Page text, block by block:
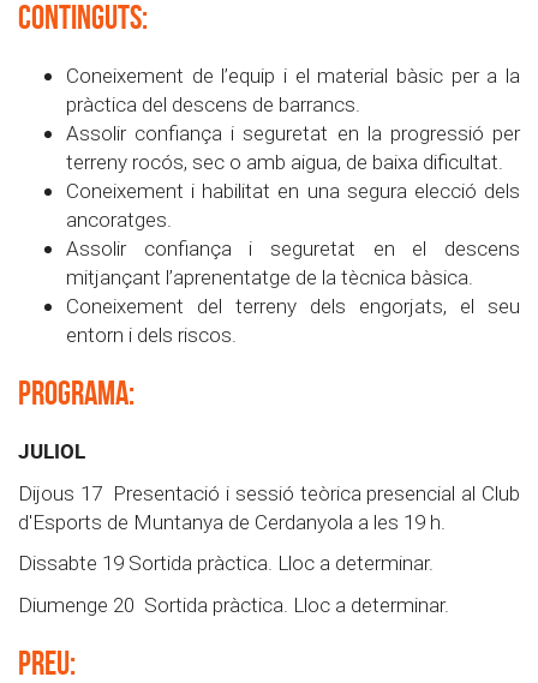
CONTINGUTS:
Coneixement de l’equip i el material bàsic per a la
pràctica del descens de barrancs.
Assolir confiança i seguretat en la progressió per
terreny rocós, sec o amb aigua, de baixa dificultat.
Coneixement i habilitat en una segura elecció dels
ancoratges.
Assolir confiança i seguretat en el descens
mitjançant l’aprenentatge de la tècnica bàsica.
Coneixement del terreny dels engorjats, el seu
entorn i dels riscos.
pROGRAMA:
JULIOL
Dijous 17 Presentació i sessió teòrica presencial al Club
d'Esports de Muntanya de Cerdanyola a les 19 h.
Dissabte 19 Sortida pràctica. Lloc a determinar.
Diumenge 20 Sortida pràctica. Lloc a determinar.
PREU: